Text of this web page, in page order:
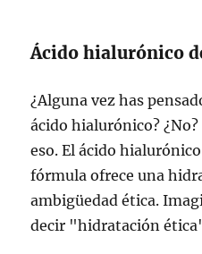
Ácido hialurónico
¿Alguna vez has
ácido hialurónico?
eso. El ácido
fórmula ofrece una
ambigüedad ética.
decir "hidratación